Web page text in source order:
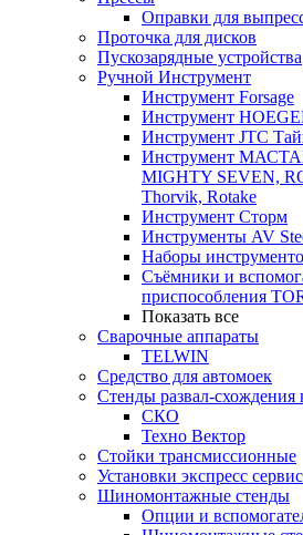
Оправки для
Проточка для дисков
Пускозарядные устройства
Ручной Инструмент
Инструмент Forsage
Инструмент
Инструмент JTC
Инструмент
MIGHTY SEVEN,
Thorvik, Rotake
Инструмент Сторм
Инструменты AV
Наборы
Съёмники и
приспособления
Показать все
Сварочные аппараты
TELWIN
Средство для автомоек
Стенды развал-схождения
СКО
Техно Вектор
Стойки трансмиссионные
Установки экспресс
Шиномонтажные стенды
Опции и